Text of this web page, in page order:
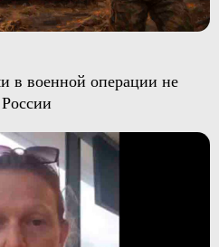
в военной операции не